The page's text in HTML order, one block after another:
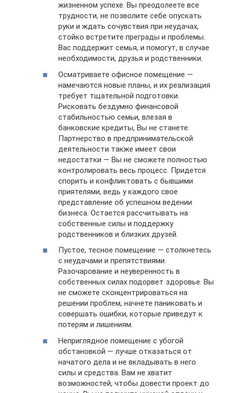
жизненном успехе. Вы преодолеете все
трудности, не позволите себе опускать
руки и ждать сочувствия при неудачах,
стойко встретите преграды и проблемы.
Вас поддержит семья, и помогут, в случае
необходимости, друзья и родственники.
Осматриваете офисное помещение —
намечаются новые планы, и их реализация
требует тщательной подготовки.
Рисковать бездумно финансовой
стабильностью семьи, влезая в
банковские кредиты, Вы не станете.
Партнерство в предпринимательской
деятельности также имеет свои
недостатки — Вы не сможете полностью
контролировать весь процесс. Придется
спорить и конфликтовать с бывшими
приятелями, ведь у каждого свое
представление об успешном ведении
бизнеса. Остается рассчитывать на
собственные силы и поддержку
родственников и близких друзей.
Пустое, тесное помещение — столкнетесь
с неудачами и препятствиями.
Разочарование и неуверенность в
собственных силах подорвет здоровье. Вы
не сможете сконцентрироваться на
решении проблем, начнете паниковать и
совершать ошибки, которые приведут к
потерям и лишениям.
Неприглядное помещение с убогой
обстановкой — лучше отказаться от
начатого дела и не вкладывать в него
силы и средства. Вам не хватит
возможностей, чтобы довести проект до